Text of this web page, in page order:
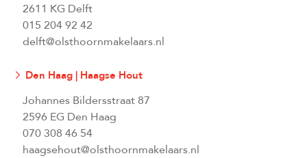
2611 KG Delft
015 204 92 42
delft@olsthoornmakelaars.nl
Den Haag | Haagse Hout
Johannes Bildersstraat 87
2596 EG Den Haag
070 308 46 54
haagsehout@olsthoornmakelaars.nl